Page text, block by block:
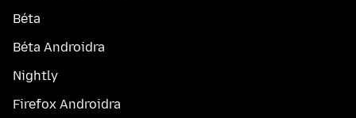
Béta
Béta Androidra
Nightly
Firefox Androidra